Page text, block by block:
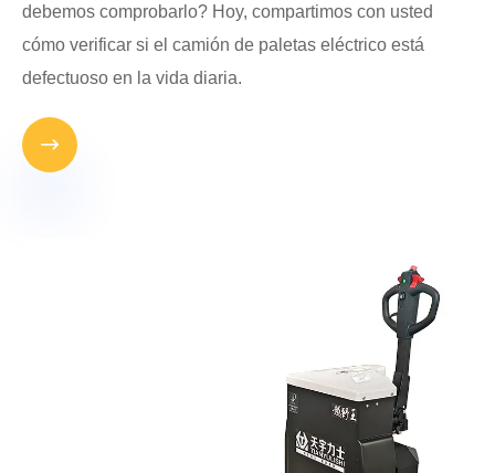
debemos comprobarlo? Hoy, compartimos con usted
cómo verificar si el camión de paletas eléctrico está
defectuoso en la vida diaria.
